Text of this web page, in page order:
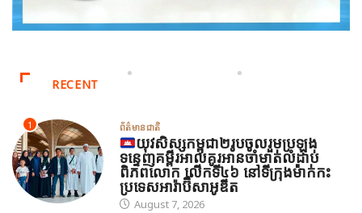
RECENT
1 ព័ត៌មានជាតិ
យុវសិស្សកម្ពុជា២រូបចូលរួមប្រឡង
ទន្ទេញគម្ពីរអាល់គូរអានចាំមាត់លំដាប់
ពិភពលោក លើកទី៤៦ នៅទីក្រុងម៉ាក់កះ
ប្រទេសអារ៉ាប៊ីសាអូឌីត
August 7, 2026